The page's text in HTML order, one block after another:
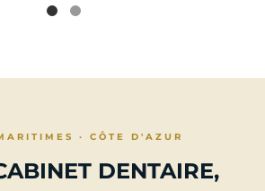
· CÔTE D'AZUR
DENTAIRE,